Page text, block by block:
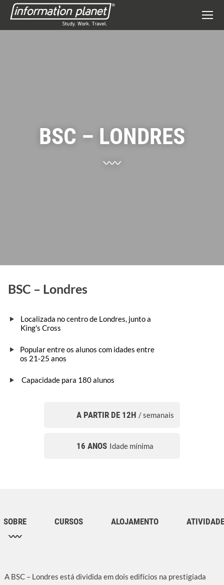
BSC – LONDRES
BSC – Londres
Localizada no centro de Londres, junto a
King's Cross
Popular entre os alunos com idades entre
os 21-25 anos
Capacidade para 180 alunos
A PARTIR DE 12H / semanais
16 ANOS Idade mínima
SOBRE CURSOS ALOJAMENTO
A BSC – Londres está dividida em dois edifícios na prestigiada